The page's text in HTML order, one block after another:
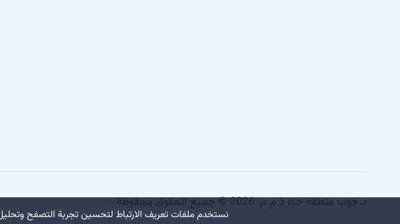
د.جوب منطقة حرة ذ.م.م. 2026 © جميع الحقوق محفوظة
نستخدم ملفات تعريف الارتباط لتحسين تجربة التصفح